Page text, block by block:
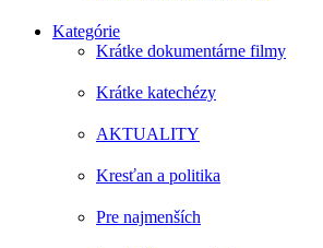
Kategórie
Krátke dokumentárne filmy
Krátke katechézy
AKTUALITY
Kresťan a politika
Pre najmenších